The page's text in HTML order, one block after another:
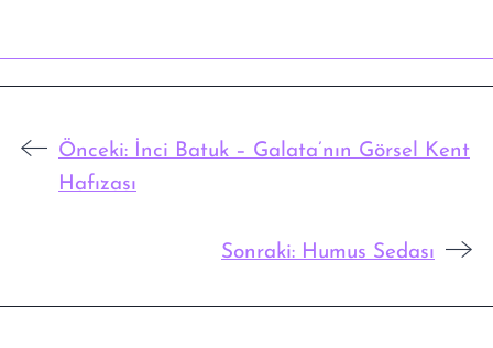
Önceki: İnci Batuk – Galata’nın Görsel Kent
Hafızası
Sonraki: Humus Sedası